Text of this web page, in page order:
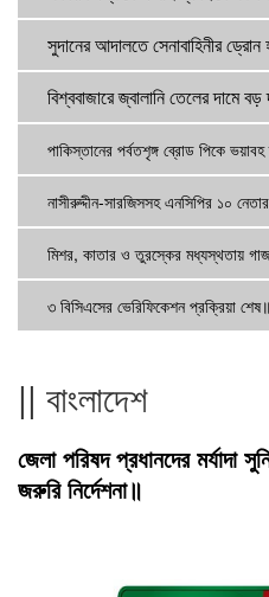
সুদানের আদালতে সেনাবাহিনীর
বিশ্ববাজারে জ্বালানি তেলের দামে
পাকিস্তানের পর্বতশৃঙ্গ ব্রোড পিকে
নাসীরুদ্দীন-সারজিসসহ এনসিপির ১০
মিশর, কাতার ও তুরস্কের মধ্যস্থতায়
৩ বিসিএসের ভেরিফিকেশন প্রক্রিয়া
|| বাংলাদেশ
জেলা পরিষদ প্রধানদের মর্যাদা
জরুরি নির্দেশনা॥